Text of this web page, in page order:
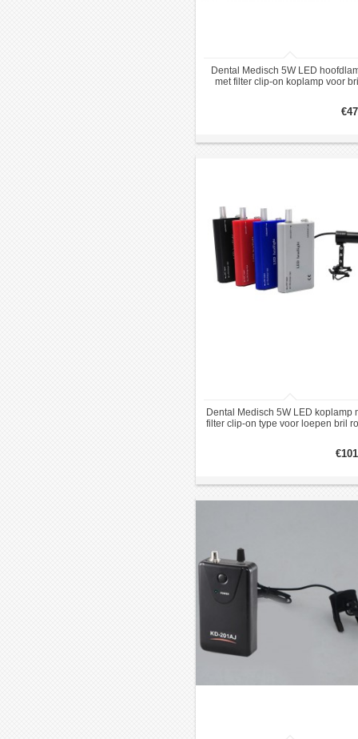
Dental Medisch 5W LED
met filter clip-on koplamp voor
Dental Medisch 5W LED koplamp
filter clip-on type voor loepen bril